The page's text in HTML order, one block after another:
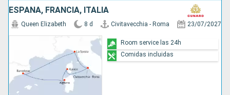
ESPAÑA, FRANCIA, ITALIA
Queen Elizabeth 8 d Civitavecchia - Roma 23/07/2027
Room service las 24h
Comidas incluidas